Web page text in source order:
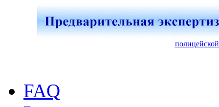
FAQ